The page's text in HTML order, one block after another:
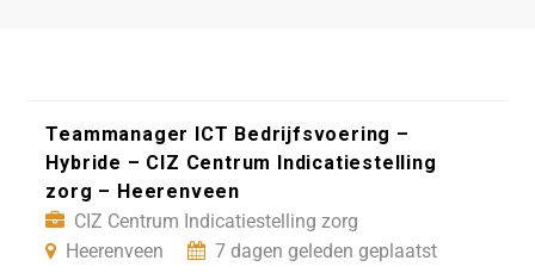
Teammanager ICT Bedrijfsvoering –
Hybride – CIZ Centrum Indicatiestelling
zorg – Heerenveen
CIZ Centrum Indicatiestelling zorg
Heerenveen
7 dagen geleden geplaatst